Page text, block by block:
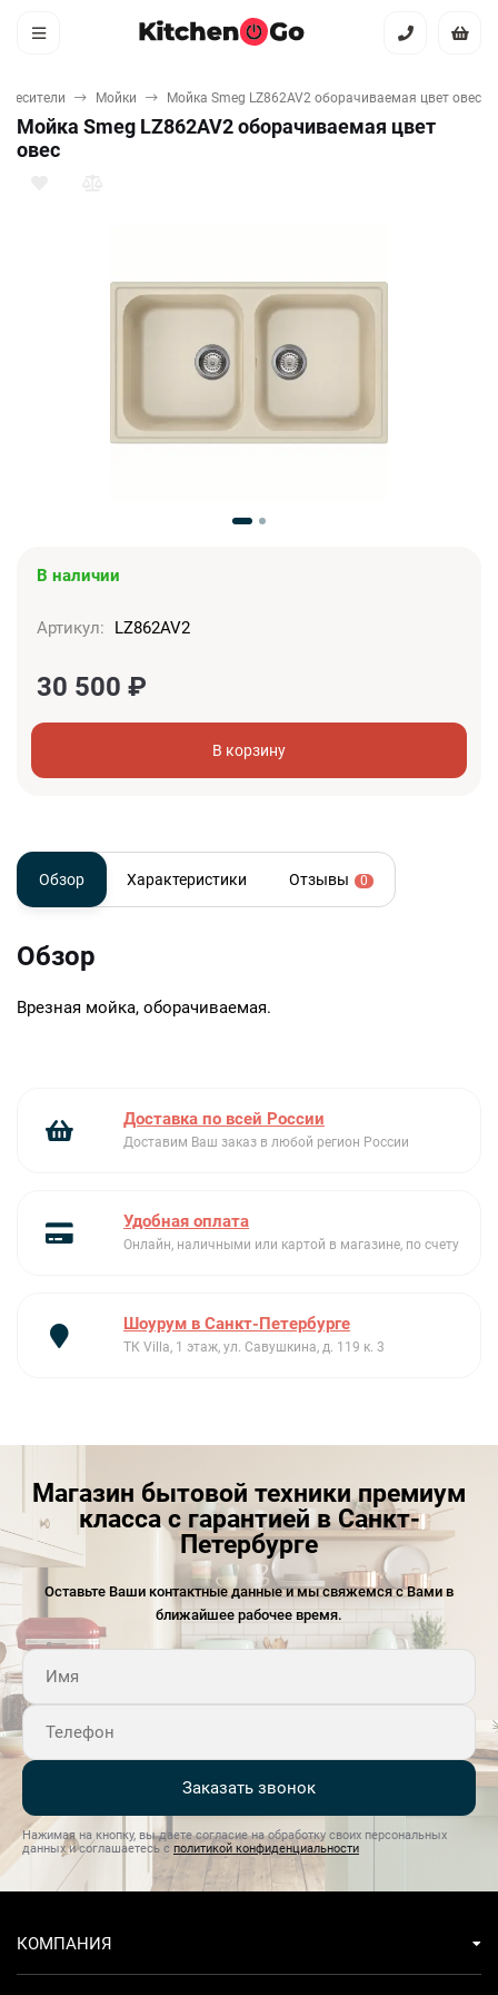
Мойки Мойка Smeg LZ862AV2 оборачиваемая цвет овес
Мойка Smeg LZ862AV2 оборачиваемая цвет
овес
В наличии
Артикул: LZ862AV2
30 500 ₽
В корзину
Обзор Характеристики Отзывы 0
Обзор
Врезная мойка, оборачиваемая.
Доставка по всей России
Доставим Ваш заказ в любой регион России
Удобная оплата
Онлайн, наличными или картой в магазине, по счету
Шоурум в Санкт-Петербурге
ТК Villa, 1 этаж, ул. Савушкина, д. 119 к. 3
Магазин бытовой техники премиум
класса с гарантией в Санкт-
Петербурге
Оставьте Ваши контактные данные и мы свяжемся с Вами в
ближайшее рабочее время.
Заказать звонок
Нажимая на кнопку, вы даете согласие на обработку своих персональных
данных и соглашаетесь с политикой конфиденциальности
КОМПАНИЯ